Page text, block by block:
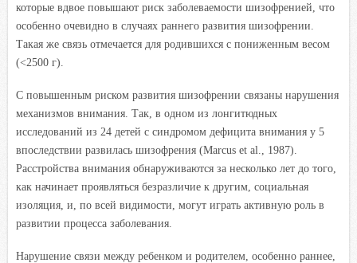
которые вдвое повышают риск заболеваемости шизофренией, что
особенно очевидно в случаях раннего развития шизофрении.
Такая же связь отмечается для родившихся с пониженным весом
(<2500 г).
С повышенным риском развития шизофрении связаны нарушения
механизмов внимания. Так, в одном из лонгитюдных
исследований из 24 детей с синдромом дефицита внимания у 5
впоследствии развилась шизофрения (Marcus et al., 1987).
Расстройства внимания обнаруживаются за несколько лет до того,
как начинает проявляться безразличие к другим, социальная
изоляция, и, по всей видимости, могут играть активную роль в
развитии процесса заболевания.
Нарушение связи между ребенком и родителем, особенно раннее,